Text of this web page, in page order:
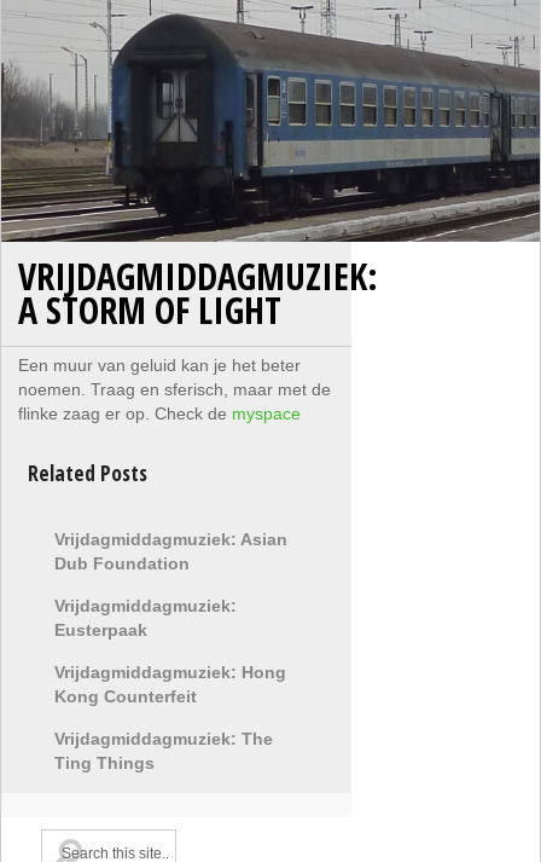
VRIJDAGMIDDAGMUZIEK:
A STORM OF LIGHT
Een muur van geluid kan je het beter
noemen. Traag en sferisch, maar met de
flinke zaag er op. Check de myspace
Related Posts
Vrijdagmiddagmuziek: Asian
Dub Foundation
Vrijdagmiddagmuziek:
Eusterpaak
Vrijdagmiddagmuziek: Hong
Kong Counterfeit
Vrijdagmiddagmuziek: The
Ting Things